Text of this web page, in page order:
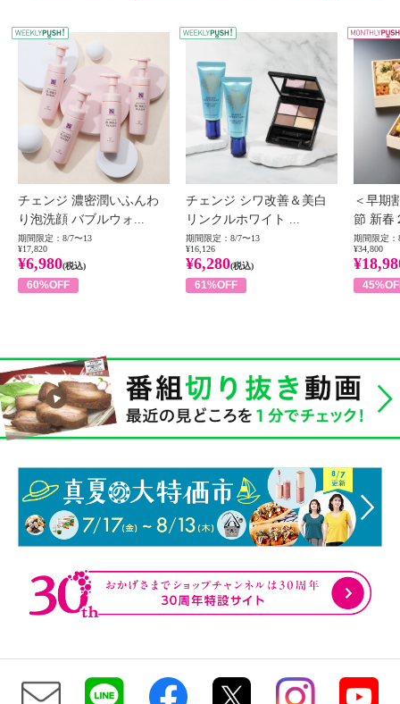
WEEKLY PUSH
チェンジ 濃密潤いふんわ
り泡洗顔 バブルウォ...
期間限定：8/7〜13
¥17,820
¥6,980(税込)
60%OFF
チェンジ シワ改善＆美白
リンクルホワイト ...
期間限定：8/7〜13
¥16,126
¥6,280(税込)
61%OFF
＜早期
節 新春
期間限定：
¥34,800